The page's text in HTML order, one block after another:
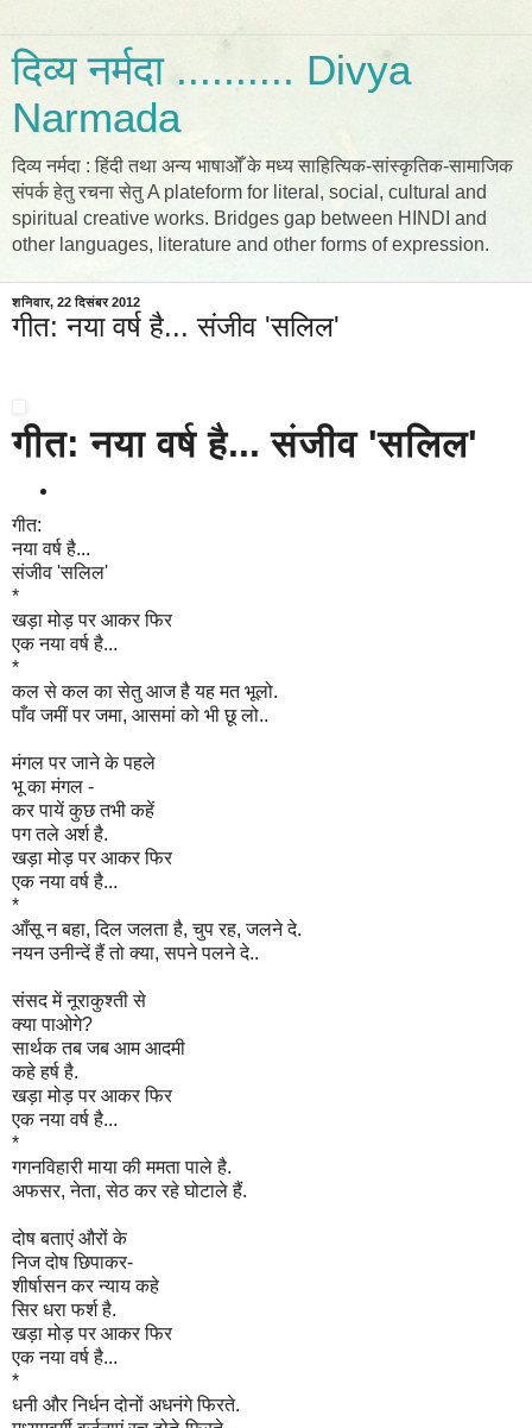
दिव्य नर्मदा .......... Divya
Narmada
दिव्य नर्मदा : हिंदी तथा अन्य भाषाओँ के मध्य साहित्यिक-सांस्कृतिक-सामाजिक
संपर्क हेतु रचना सेतु A plateform for literal, social, cultural and
spiritual creative works. Bridges gap between HINDI and
other languages, literature and other forms of expression.
शनिवार, 22 दिसंबर 2012
गीत: नया वर्ष है... संजीव 'सलिल'
गीत: नया वर्ष है... संजीव 'सलिल'
गीत:
नया वर्ष है...
संजीव 'सलिल'
*
खड़ा मोड़ पर आकर फिर
एक नया वर्ष है...
*
कल से कल का सेतु आज है यह मत भूलो.
पाँव जमीं पर जमा, आसमां को भी छू लो..
मंगल पर जाने के पहले
भू का मंगल -
कर पायें कुछ तभी कहें
पग तले अर्श है.
खड़ा मोड़ पर आकर फिर
एक नया वर्ष है...
*
आँसू न बहा, दिल जलता है, चुप रह, जलने दे.
नयन उनीन्दें हैं तो क्या, सपने पलने दे..
संसद में नूराकुश्ती से
क्या पाओगे?
सार्थक तब जब आम आदमी
कहे हर्ष है.
खड़ा मोड़ पर आकर फिर
एक नया वर्ष है...
*
गगनविहारी माया की ममता पाले है.
अफसर, नेता, सेठ कर रहे घोटाले हैं.
दोष बताएं औरों के
निज दोष छिपाकर-
शीर्षासन कर न्याय कहे
सिर धरा फर्श है.
खड़ा मोड़ पर आकर फिर
एक नया वर्ष है...
*
धनी और निर्धन दोनों अधनंगे फिरते.